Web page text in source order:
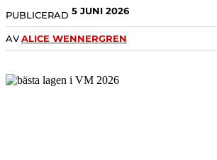
PUBLICERAD 5 JUNI 2026
AVALICE WENNERGREN